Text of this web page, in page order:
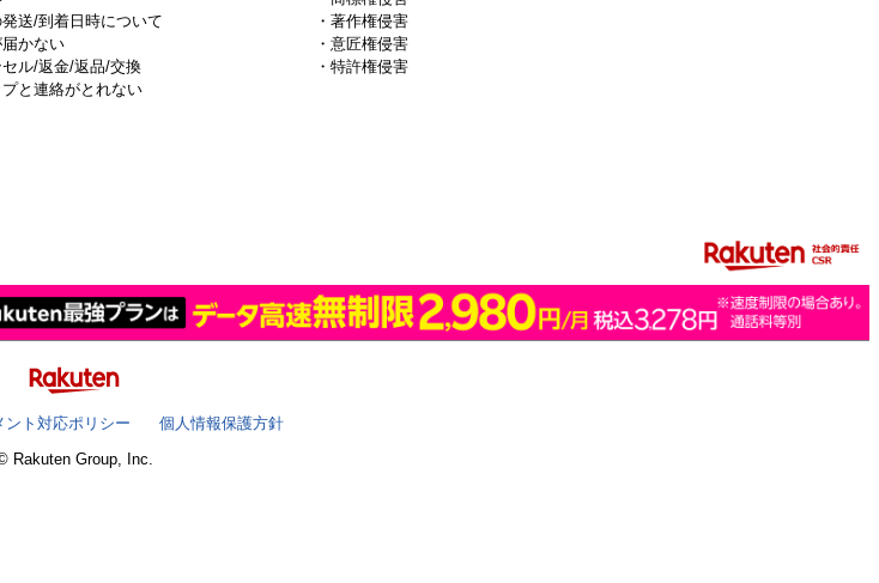
発送/到着日時について
届かない
セル/返金/返品/交換
プと連絡がとれない
・著作権侵害
・意匠権侵害
・特許権侵害
ント対応ポリシー
個人情報保護方針
Rakuten Group, Inc.